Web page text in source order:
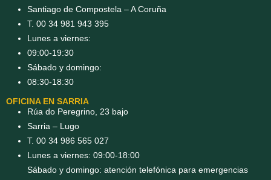
Santiago de Compostela – A Coruña
T. 00 34 981 943 395
Lunes a viernes:
09:00-19:30
Sábado y domingo:
08:30-18:30
OFICINA EN SARRIA
Rúa do Peregrino, 23 bajo
Sarria – Lugo
T. 00 34 986 565 027
Lunes a viernes: 09:00-18:00
Sábado y domingo: atención telefónica para emergencias